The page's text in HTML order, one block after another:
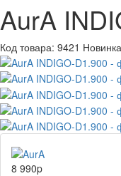
AurA
Код товара: 9421 Новинка
8 990p